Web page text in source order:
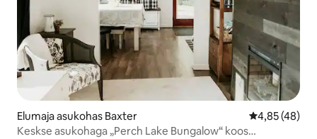
Elumaja asukohas Baxter Keskmine
4,85 (48)
Keskse asukohaga „Perch Lake Bungalow“ koos